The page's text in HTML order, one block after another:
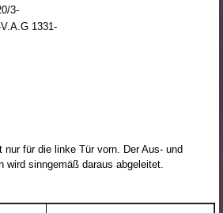
3-
1331-
nur für die linke Tür vorn. Der Aus- und
wird sinngemäß daraus abgeleitet.